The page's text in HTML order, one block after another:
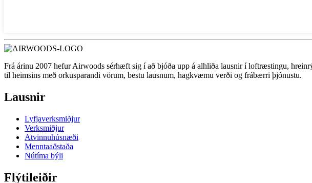
Frá árinu 2007 hefur Airwoods sérhæft sig í að bjóða upp á alhliða lausnir í loftræstingu,
til heimsins með orkusparandi vörum, bestu lausnum, hagkvæmu verði og frábærri þjónustu.
Lausnir
Lyfjaverksmiðjur
Verksmiðjur
Atvinnuhúsnæði
Menntaaðstaða
Nútíma býli
Flýtileiðir